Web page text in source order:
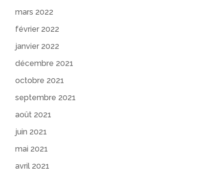
mars 2022
février 2022
janvier 2022
décembre 2021
octobre 2021
septembre 2021
août 2021
juin 2021
mai 2021
avril 2021